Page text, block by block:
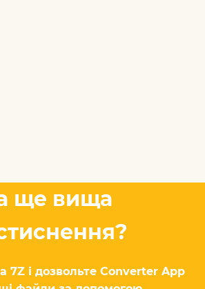
ще вища
7Z і дозвольте Converter App